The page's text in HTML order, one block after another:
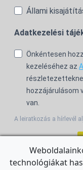
Állami
Adatkezelési
Önkéntesen
kezeléséhez az
hozzájárulásom
van.
A leiratkozás a hírlevél
technológiákat